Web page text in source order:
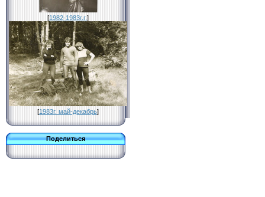
[1982-1983г.г.]
[1983г. май-декабрь]
Поделиться